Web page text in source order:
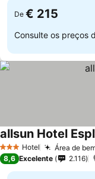
De € 215
Consulte os preços
3 EstrelasHotel Área de
allsun Hotel
8,6 Excelente 2.116